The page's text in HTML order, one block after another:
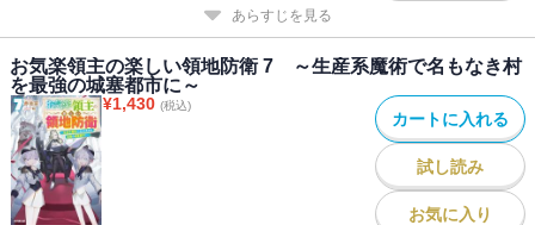
あらすじを見る
お気楽領主の楽しい領地防衛 7 ～生産系魔術で名もなき村
を最強の城塞都市に～
¥1,430 (税込)
カートに入れる
試し読み
お気に入り